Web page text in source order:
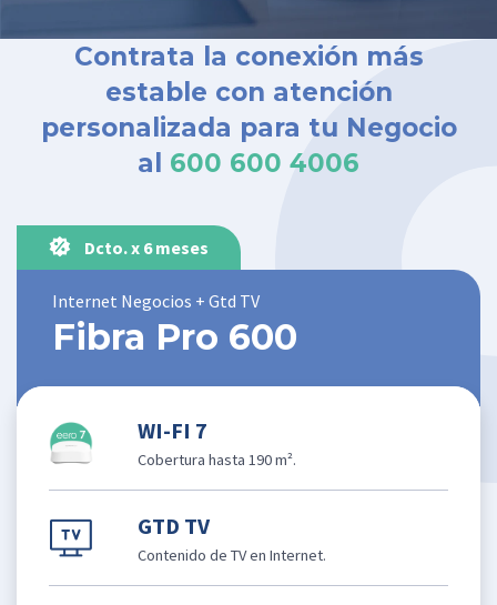
Contrata la conexión más
estable con atención
personalizada para tu Negocio
al 600 600 4006
Dcto. x 6 meses
Internet Negocios + Gtd TV
Fibra Pro 600
WI-FI 7
Cobertura hasta 190 m².
GTD TV
Contenido de TV en Internet.